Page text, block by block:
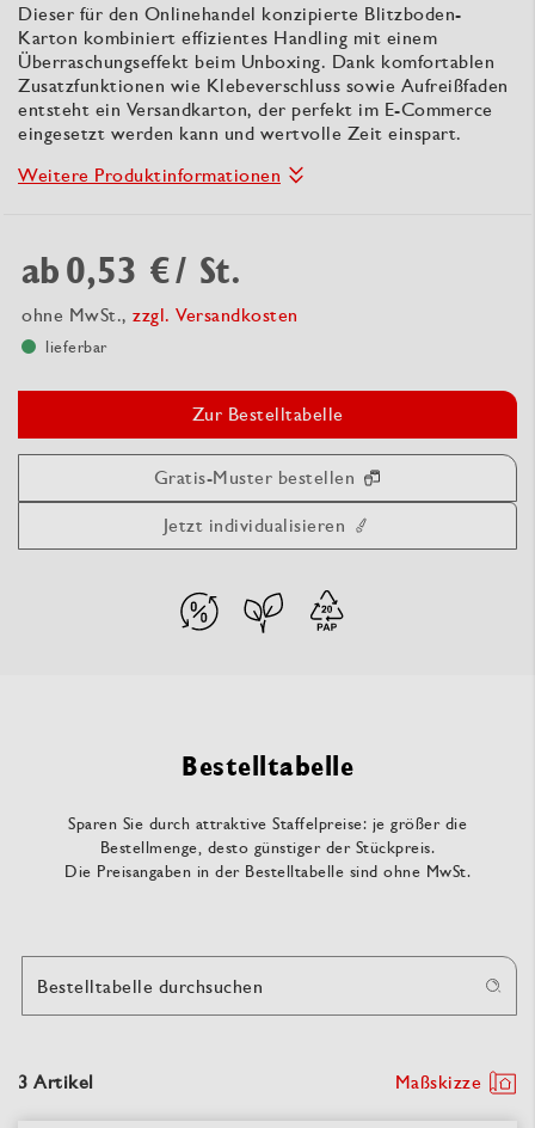
Dieser für den Onlinehandel konzipierte Blitzboden-
Karton kombiniert effizientes Handling mit einem
Überraschungseffekt beim Unboxing. Dank komfortablen
Zusatzfunktionen wie Klebeverschluss sowie Aufreißfaden
entsteht ein Versandkarton, der perfekt im E-Commerce
eingesetzt werden kann und wertvolle Zeit einspart.
Weitere Produktinformationen
ab0,53 €/ St.
ohne MwSt., zzgl. Versandkosten
lieferbar
Zur Bestelltabelle
Gratis-Muster bestellen
Jetzt individualisieren
Bestelltabelle
Sparen Sie durch attraktive Staffelpreise: je größer die
Bestellmenge, desto günstiger der Stückpreis.
Die Preisangaben in der Bestelltabelle sind ohne MwSt.
3 Artikel Maßskizze
Bestelltabelle durchsuchen